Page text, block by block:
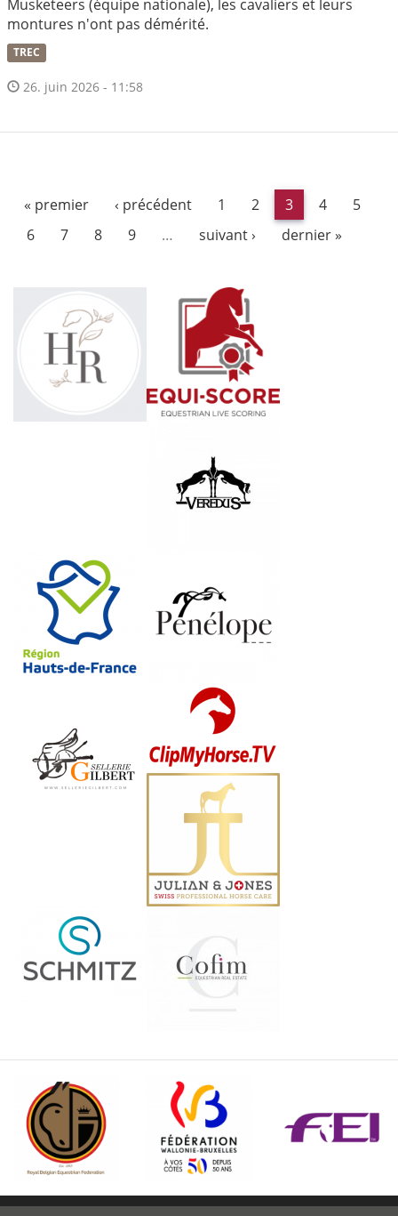
Musketeers (équipe nationale), les cavaliers et leurs
montures n'ont pas démérité.
TREC
26. juin 2026 - 11:58
« premier ‹ précédent 1 2 3 4
5
6
7 8 9 … suivant › dernier »